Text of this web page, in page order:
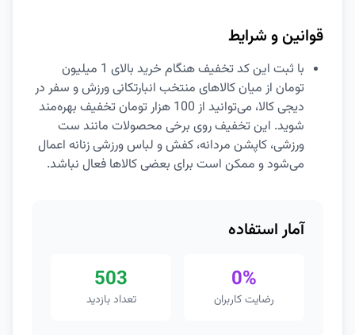
قوانین و شرایط
با ثبت این کد تخفیف هنگام خرید بالای 1 میلیون
تومان از میان کالاهای منتخب انبارتکانی ورزش و سفر در
دیجی کالا، می‌توانید از 100 هزار تومان تخفیف بهره‌مند
شوید. این تخفیف روی برخی محصولات مانند ست
ورزشی، کاپشن مردانه، کفش و لباس ورزشی زنانه اعمال
می‌شود و ممکن است برای بعضی کالاها فعال نباشد.
آمار استفاده
0%
رضایت کاربران
503
تعداد بازدید